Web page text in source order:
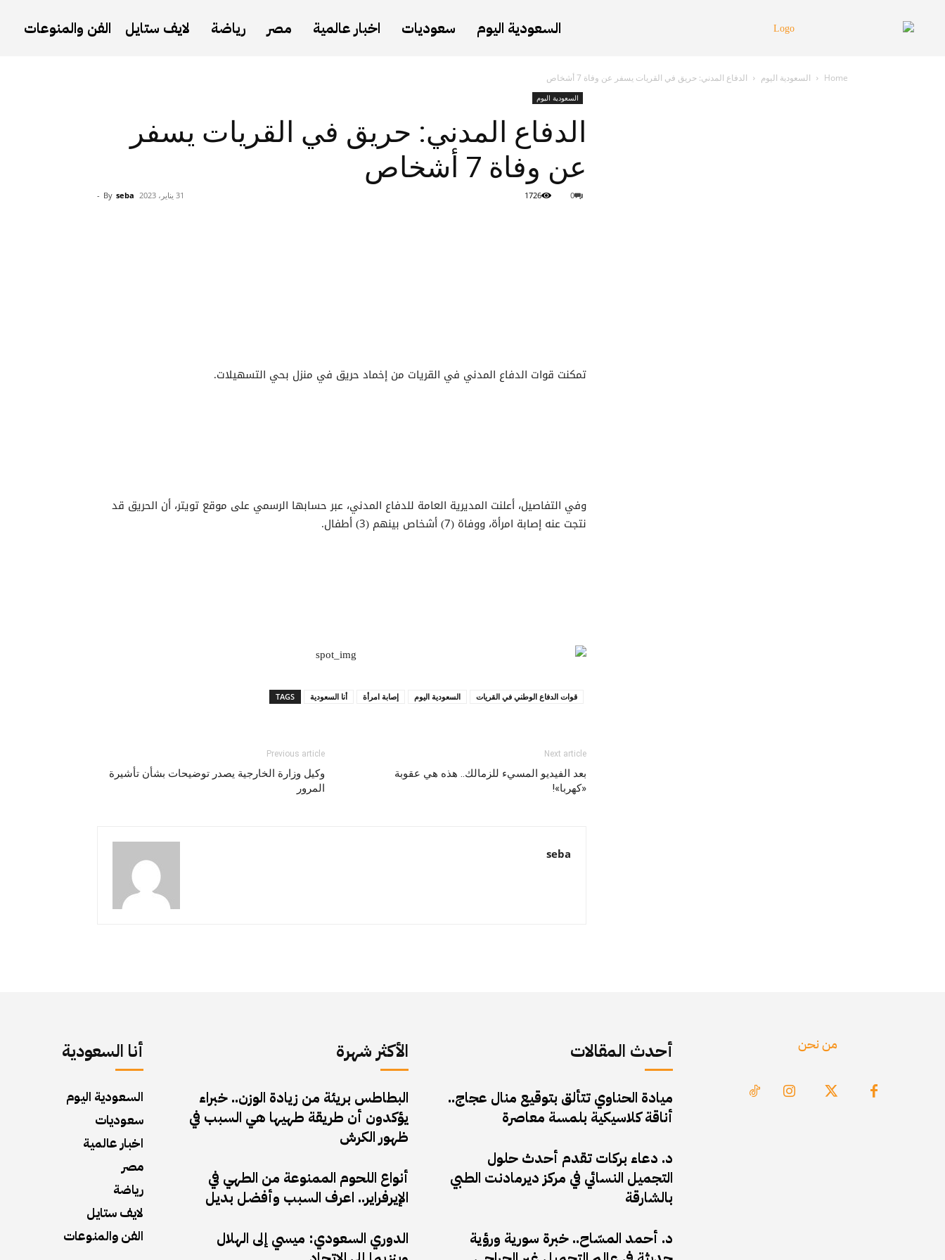
السعودية اليوم سعوديات اخبار عالمية مصر رياضة لايف ستايل الفن والمنوعات
Home السعودية اليوم الدفاع المدني: حريق في القريات يسفر عن وفاة 7 أشخاص
السعودية اليوم
الدفاع المدني: حريق في القريات يسفر
عن وفاة 7 أشخاص
By seba
- 31 يناير، 2023 0
1726
تمكنت قوات الدفاع المدني في القريات من إخماد حريق في منزل بحي التسهيلات.
وفي التفاصيل، أعلنت المديرية العامة للدفاع المدني، عبر حسابها الرسمي على موقع تويتر، أن الحريق قد
نتجت عنه إصابة امرأة، ووفاة (7) أشخاص بينهم (3) أطفال.
TAGS أنا السعودية إصابة امرأة السعودية اليوم قوات الدفاع الوطني في القريات
Previous article
وكيل وزارة الخارجية يصدر توضيحات بشأن تأشيرة
المرور
Next article
بعد الفيديو المسيء للزمالك.. هذه هي عقوبة
«كهربا»!
seba
أنا السعودية
السعودية اليوم
سعوديات
اخبار عالمية
مصر
رياضة
لايف ستايل
الفن والمنوعات
الأكثر شهرة
البطاطس بريئة من زيادة الوزن.. خبراء
يؤكدون أن طريقة طهيها هي السبب في
ظهور الكرش
أنواع اللحوم الممنوعة من الطهي في
الإيرفراير.. اعرف السبب وأفضل بديل
الدوري السعودي: ميسي إلى الهلال
أحدث المقالات
ميادة الحناوي تتألق بتوقيع منال عجاج..
أناقة كلاسيكية بلمسة معاصرة
د. دعاء بركات تقدم أحدث حلول
التجميل النسائي في مركز ديرمادنت الطبي
بالشارقة
د. أحمد المسّاح.. خبرة سورية ورؤية
من نحن